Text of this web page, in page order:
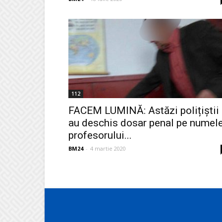
112
FACEM LUMINĂ: Astăzi polițiștii
au deschis dosar penal pe
profesorului...
BM24 - 4 martie 2020